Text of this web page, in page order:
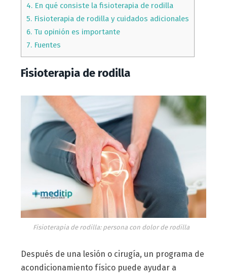
4.En qué consiste la fisioterapia de rodilla
5.Fisioterapia de rodilla y cuidados adicionales
6.Tu opinión es importante
7.Fuentes
Fisioterapia de rodilla
Fisioterapia de rodilla: persona con dolor de rodilla
Después de una lesión o cirugía, un programa de
acondicionamiento físico puede ayudar a